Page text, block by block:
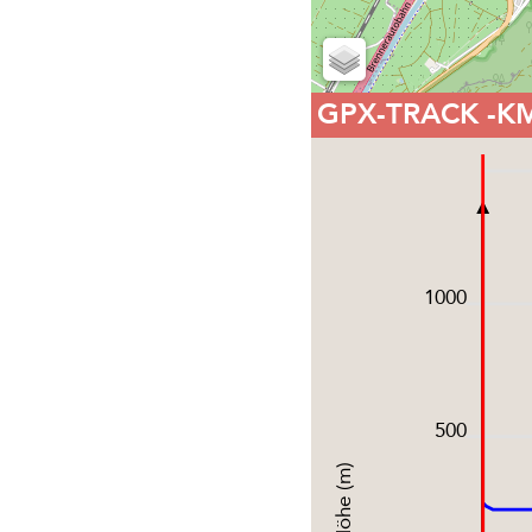
GPX-TRACK-
500
1000
Höhe (m)